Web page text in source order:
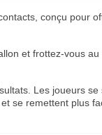
conçu pour
et frottez-vous au
Les joueurs se
se remettent plus